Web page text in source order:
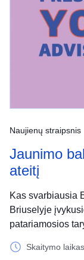
Naujienų straipsnis
Jaunimo
ateitį
Kas svarbiausia
Briuselyje
patariamosios
Skaitymo